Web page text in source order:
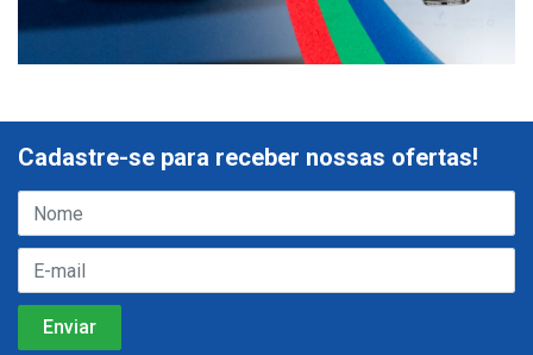
Cadastre-se para receber nossas ofertas!